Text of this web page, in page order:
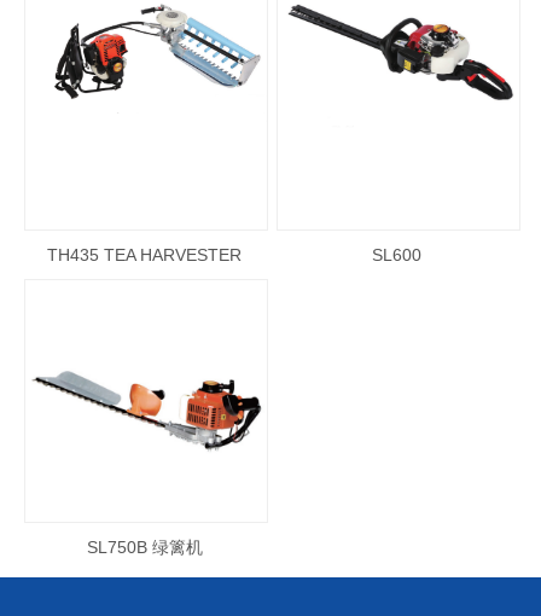
TH435 TEA HARVESTER SL600
SL750B 绿篱机